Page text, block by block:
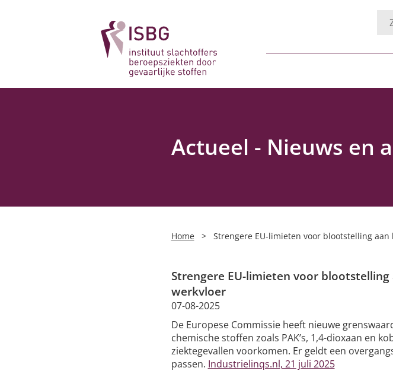
Actueel - Nieuws en
Home > Strengere EU-limieten voor blootstelling
Strengere EU-limieten voor
werkvloer
07-08-2025
De Europese Commissie heeft nieuwe
chemische stoffen zoals PAK’s, 1,4-dioxaan en
ziektegevallen voorkomen. Er geldt een
passen. Industrielinqs.nl, 21 juli 2025